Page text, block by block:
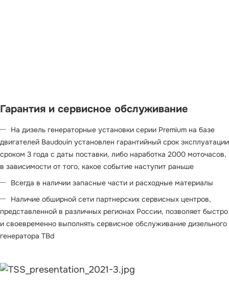
Гарантия и сервисное обслуживание
На дизель генераторные установки серии Premium на базе
двигателей Baudouin установлен гарантийный срок эксплуатации
сроком 3 года с даты поставки, либо наработка 2000 моточасов,
в зависимости от того, какое событие наступит раньше
Всегда в наличии запасные части и расходные материалы
Наличие обширной сети партнерских сервисных центров,
представленной в различных регионах России, позволяет быстро
и своевременно выполнять сервисное обслуживание дизельного
генератора TBd